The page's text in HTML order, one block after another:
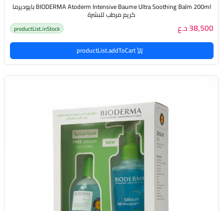
BIODERMA Atoderm Intensive Baume Ultra Soothing Balm 200ml بايوديرما
كريم مرطب للبشرة
38,500 د.ع productList.inStock
productList.addToCart